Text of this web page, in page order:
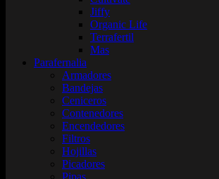
Jiffy
Organic Life
Terrafertil
Mas
Parafernalia
Armadores
Bandejas
Ceniceros
Contenedores
Encendedores
Filtros
Hojillas
Picadores